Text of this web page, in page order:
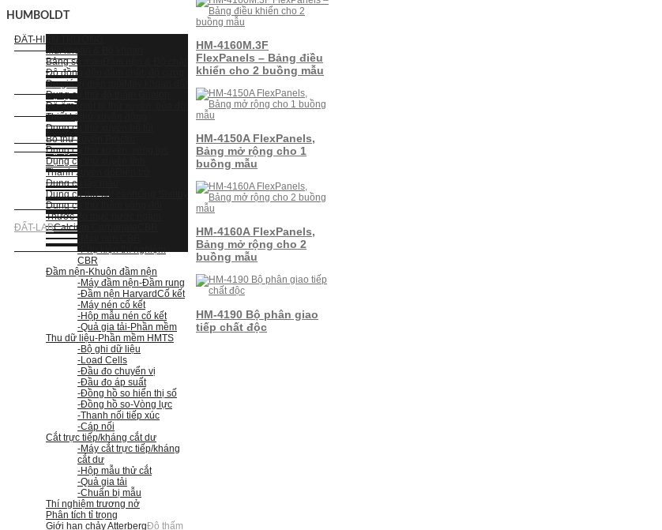
HUMBOLDT
ĐẤT-HIỆN TRƯỜNG
Mũi khoan & Bộ khoan
Bảng so màu
Độ đồng đều đầm chặt, độ cứng
Đo giá trị điện môi
Dụng cụ thử độ thấm Guelph
Độ ẩmThiết bị thử xuyên, búa đôi
Thiết bị thử xuyên động
Dụng cụ thử xuyên bỏ túi
Bộ thử xuyên Proctor
Dụng cụ thử xuyên, vòng lực
Dụng cụ thử xuyên tĩnh
Thanh xuyên dò
Dụng cụ lấy mẫu
Dụng cụ thử cắt cánh
Dụng cụ thử thấm vòng đôi
Thước đo mực nước ngầm
ĐẤT-LABCalcium Carbonate
-Phụ kiện thí nghiệm
CBR
Đầm nện-Khuôn đầm nện
-Máy đầm nện-Đầm rung
-Đầm nện HarvardCố kết
-Máy nén cố kết
-Hộp mẫu nén cố kết
-Quả gia tải-Phần mềm
Thu dữ liệu-Phần mềm HMTS
-Bộ ghi dữ liệu
-Load Cells
-Đầu đo chuyển vị
-Đầu đo áp suất
-Đồng hồ so hiển thị số
-Đồng hồ so-Vòng lực
-Thanh nối tiếp xúc
-Cáp nối
Cắt trực tiếp/kháng cắt dư
-Máy cắt trực tiếp/kháng
cắt dư
-Hộp mẫu thử cắt
-Quả gia tải
-Chuẩn bị mẫu
Thí nghiệm trương nở
Phân tích tỉ trọng
Giới hạn chảy AtterbergĐộ thấm
HM-4160M.3F
FlexPanels – Bảng điều
khiển cho 2 buồng mẫu
HM-4150A FlexPanels,
Bảng mở rộng cho 1
buồng mẫu
HM-4160A FlexPanels,
Bảng mở rộng cho 2
buồng mẫu
HM-4190 Bộ phân giao
tiếp chất độc